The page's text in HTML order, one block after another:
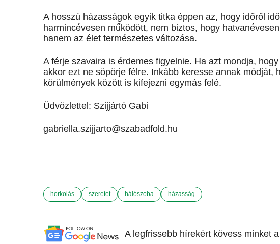
A hosszú házasságok egyik titka éppen az, hogy időről
harmincévesen működött, nem biztos, hogy
hanem az élet természetes változása.
A férje szavaira is érdemes figyelnie. Ha azt mondja,
akkor ezt ne söpörje félre. Inkább keresse annak módját,
körülmények között is kifejezni egymás felé.
Üdvözlettel: Szijjártó Gabi
gabriella.szijjarto@szabadfold.hu
horkolás szeretet hálószoba házasság
A legfrissebb hírekért kövess minket a